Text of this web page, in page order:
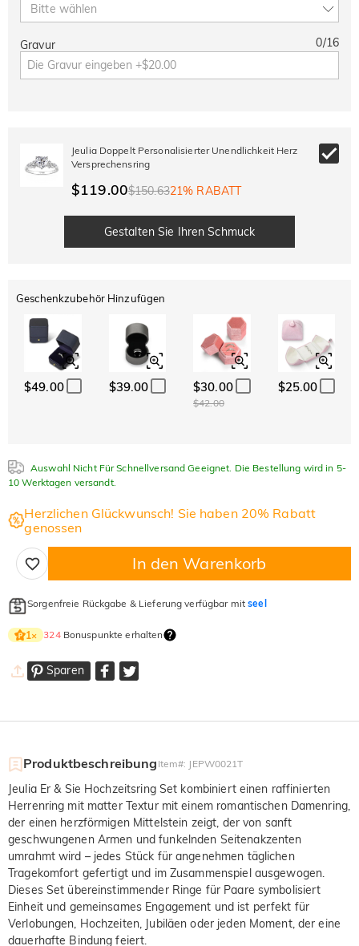
Bitte wählen
Gravur 0/16
Jeulia Doppelt Personalisierter Unendlichkeit Herz
Versprechensring
$119.00$150.6321% RABATT
Gestalten Sie Ihren Schmuck
Geschenkzubehör Hinzufügen
$49.00 $39.00 $30.00
$42.00
$25.00
Auswahl Nicht Für Schnellversand Geeignet. Die Bestellung wird in 5-
10 Werktagen versandt.
Herzlichen Glückwunsch! Sie haben 20% Rabatt
genossen
In den Warenkorb
Sorgenfreie Rückgabe & Lieferung verfügbar mitseel
1× 324Bonuspunkte erhalten
Sparen
Produktbeschreibung Item#: JEPW0021T
Jeulia Er & Sie Hochzeitsring Set kombiniert einen raffinierten
Herrenring mit matter Textur mit einem romantischen Damenring,
der einen herzförmigen Mittelstein zeigt, der von sanft
geschwungenen Armen und funkelnden Seitenakzenten
umrahmt wird – jedes Stück für angenehmen täglichen
Tragekomfort gefertigt und im Zusammenspiel ausgewogen.
Dieses Set übereinstimmender Ringe für Paare symbolisiert
Einheit und gemeinsames Engagement und ist perfekt für
Verlobungen, Hochzeiten, Jubiläen oder jeden Moment, der eine
dauerhafte Bindung feiert.